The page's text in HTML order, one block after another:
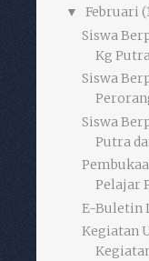
▼ Februari
Siswa
Kg Putra
Siswa
Siswa
Putra
Pelajar
E-Buletin
Kegiatan